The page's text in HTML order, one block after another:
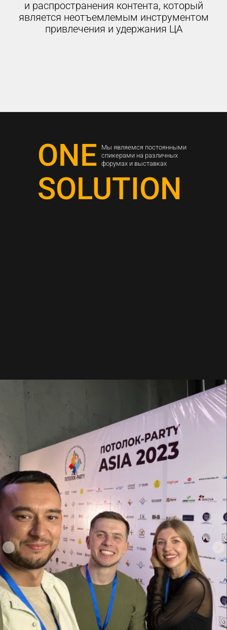
ONE
SOLUTION
Мы являемся постоянными
спикерами на различных
форумах и выставках